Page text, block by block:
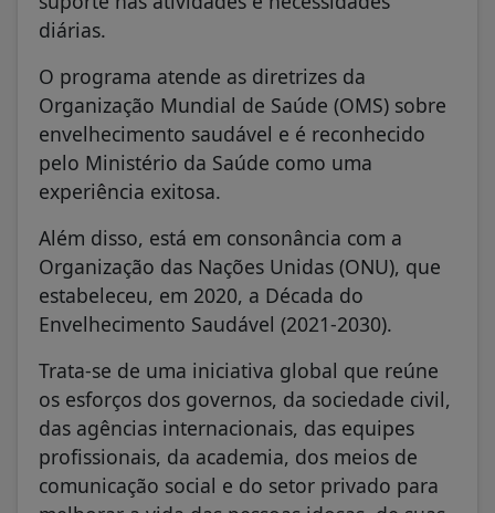
O programa atende as diretrizes da
envelhecimento saudável e é reconhecido
pelo Ministério da Saúde como uma
experiência exitosa.
Além disso, está em consonância com a
estabeleceu, em 2020, a Década do
Envelhecimento Saudável (2021-2030).
Trata-se de uma iniciativa global que reúne
das agências internacionais, das equipes
profissionais, da academia, dos meios de
comunicação social e do setor privado para
melhorar a vida das pessoas idosas, de suas
famílias e comunidades.